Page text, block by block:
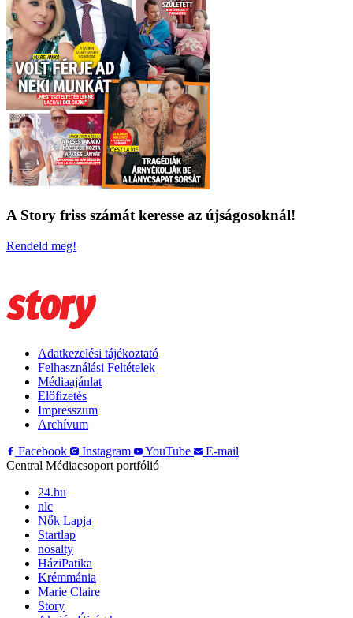
A Story friss számát keresse az újságosoknál!
Rendeld meg!
Adatkezelési tájékoztató
Felhasználási Feltételek
Médiaajánlat
Előfizetés
Impresszum
Archívum
Facebook
Instagram YouTube
E-mail
Central Médiacsoport portfólió
24.hu
nlc
Nők Lapja
Startlap
nosalty
HáziPatika
Krémmánia
Marie Claire
Story